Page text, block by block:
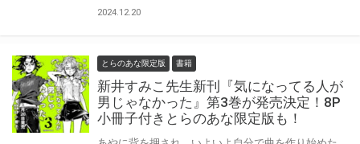
2024.12.20
とらのあな限定版 書籍
新井すみこ先生新刊『気になってる人が
男じゃなかった』第3巻が発売決定！8P
小冊子付きとらのあな限定版も！